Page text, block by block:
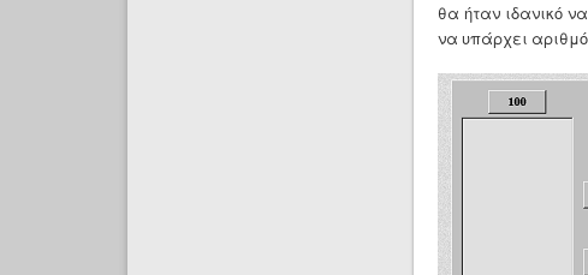
θα ήταν ιδανικό
να υπάρχει